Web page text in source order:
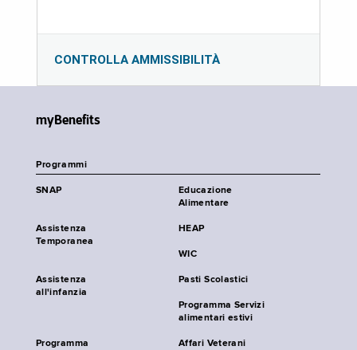
CONTROLLA AMMISSIBILITÀ
myBenefits
Programmi
SNAP
Educazione
Alimentare
Assistenza
Temporanea
HEAP
WIC
Assistenza
all'infanzia
Pasti Scolastici
Programma Servizi
alimentari estivi
Programma
Affari Veterani